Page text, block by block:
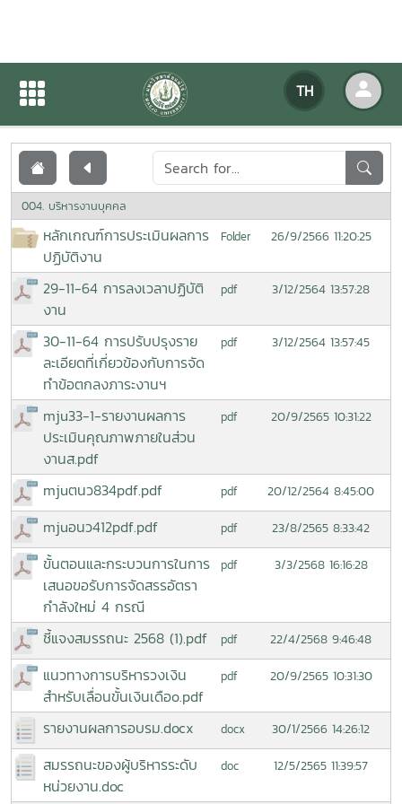
TH
เอกสารเผยแพร่
004. บริหารงานบุคคล
หลักเกณฑ์การประเมินผลการ
ปฏิบัติงาน
Folder 26/9/2566 11:20:25
29-11-64 การลงเวลาปฏิบัติ
งาน
pdf 3/12/2564 13:57:28
30-11-64 การปรับปรุงราย
ละเอียดที่เกี่ยวข้องกับการจัด
ทำข้อตกลงภาระงานฯ
pdf 3/12/2564 13:57:45
mju33-1-รายงานผลการ
ประเมินคุณภาพภายในส่วน
งานส.pdf
pdf 20/9/2565 10:31:22
mjuตนว834pdf.pdf pdf 20/12/2564 8:45:00
mjuอนว412pdf.pdf pdf 23/8/2565 8:33:42
ขั้นตอนและกระบวนการในการ
เสนอขอรับการจัดสรรอัตรา
กำลังใหม่ 4 กรณี
pdf 3/3/2568 16:16:28
ชี้แจงสมรรถนะ 2568 (1).pdf pdf 22/4/2568 9:46:48
แนวทางการบริหารวงเงิน
สำหรับเลื่อนขั้นเงินเดือo.pdf
pdf 20/9/2565 10:31:30
รายงานผลการอบรม.docx docx 30/1/2566 14:26:12
สมรรถนะของผู้บริหารระดับ
หน่วยงาน.doc
doc 12/5/2565 11:39:57